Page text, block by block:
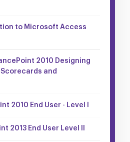
to Microsoft Access
2010 Designing
and
2010 End User - Level I
2013 End User Level II